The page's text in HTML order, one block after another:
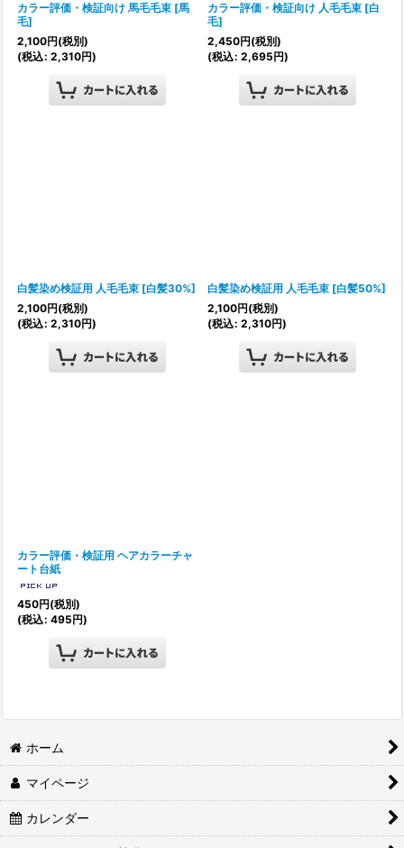
カラー評価・検証向け 馬毛毛束 [馬
毛]
2,100円(税別)
(税込: 2,310円)
カラー評価・検証向け 人毛毛束 [白
毛]
2,450円(税別)
(税込: 2,695円)
白髪染め検証用 人毛毛束 [白髪30%]
2,100円(税別)
(税込: 2,310円)
白髪染め検証用 人毛毛束 [白髪50%]
2,100円(税別)
(税込: 2,310円)
カラー評価・検証用 ヘアカラーチャ
ート台紙
450円(税別)
(税込: 495円)
ホーム
マイページ
カレンダー